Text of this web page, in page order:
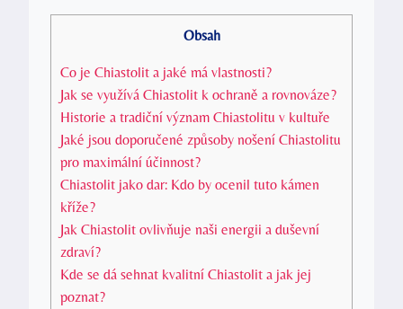
Obsah
Co je Chiastolit a jaké má vlastnosti?
Jak se využívá Chiastolit k ochraně a rovnováze?
Historie a tradiční význam Chiastolitu v kultuře
Jaké jsou doporučené způsoby nošení Chiastolitu
pro maximální účinnost?
Chiastolit jako dar: Kdo by ocenil tuto kámen
kříže?
Jak Chiastolit ovlivňuje naši energii a duševní
zdraví?
Kde se dá sehnat kvalitní Chiastolit a jak jej
poznat?